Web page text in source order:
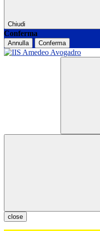
Chiudi
Conferma
Annulla Conferma
close